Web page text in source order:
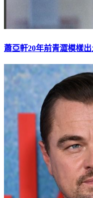
蕭亞軒20年前青澀模樣